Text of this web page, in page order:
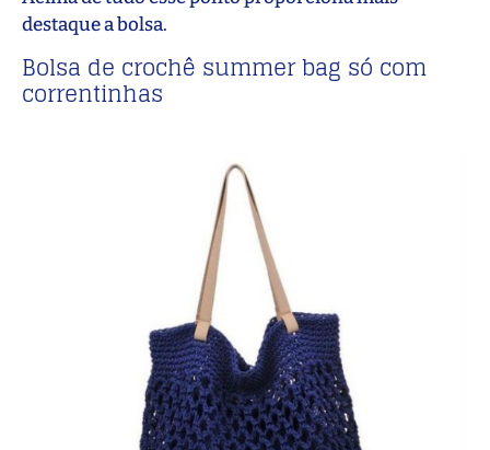
destaque a bolsa.
Bolsa de crochê summer bag só com
correntinhas